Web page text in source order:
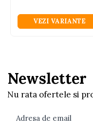
VEZI VARIANTE
Newsletter
Nu rata ofertele si